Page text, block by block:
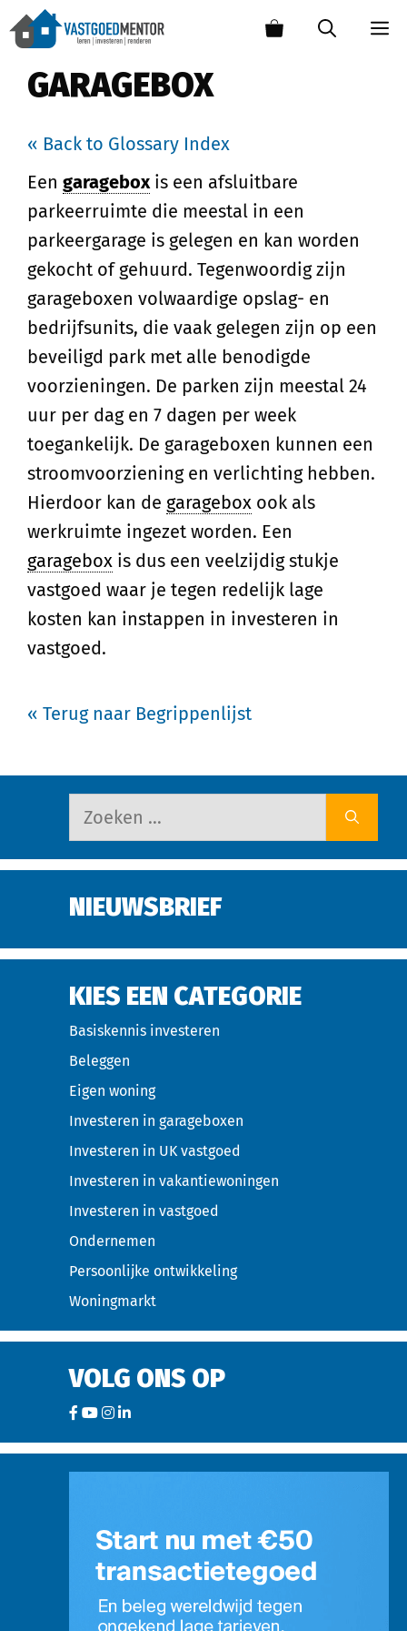
GARAGEBOX
« Back to Glossary Index
Een garageboxis een afsluitbare
parkeerruimte die meestal in een
parkeergarage is gelegen en kan worden
gekocht of gehuurd. Tegenwoordig zijn
garageboxen volwaardige opslag- en
bedrijfsunits, die vaak gelegen zijn op een
beveiligd park met alle benodigde
voorzieningen. De parken zijn meestal 24
uur per dag en 7 dagen per week
toegankelijk. De garageboxen kunnen een
stroomvoorziening en verlichting hebben.
Hierdoor kan de garagebox ook als
werkruimte ingezet worden. Een
garagebox is dus een veelzijdig stukje
vastgoed waar je tegen redelijk lage
kosten kan instappen in investeren in
vastgoed.
« Terug naar Begrippenlijst
NIEUWSBRIEF
KIES EEN CATEGORIE
Basiskennis investeren
Beleggen
Eigen woning
Investeren in garageboxen
Investeren in UK vastgoed
Investeren in vakantiewoningen
Investeren in vastgoed
Ondernemen
Persoonlijke ontwikkeling
Woningmarkt
VOLG ONS OP